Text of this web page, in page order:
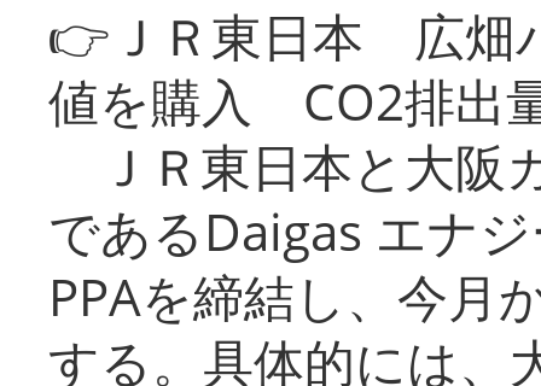
👉ＪＲ東日本 広畑
値を購入 CO2排出
ＪＲ東日本と大阪
であるDaigas エナ
PPAを締結し、今月
する。具体的には、